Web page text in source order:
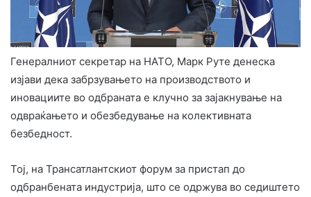
Генералниот секретар на НАТО, Марк Руте денеска
изјави дека забрзувањето на производството и
иновациите во одбраната е клучно за зајакнување на
одвраќањето и обезбедување на колективната
безбедност.
Тој, на Трансатлантскиот форум за пристап до
одбранбената индустрија, што се одржува во седиштето